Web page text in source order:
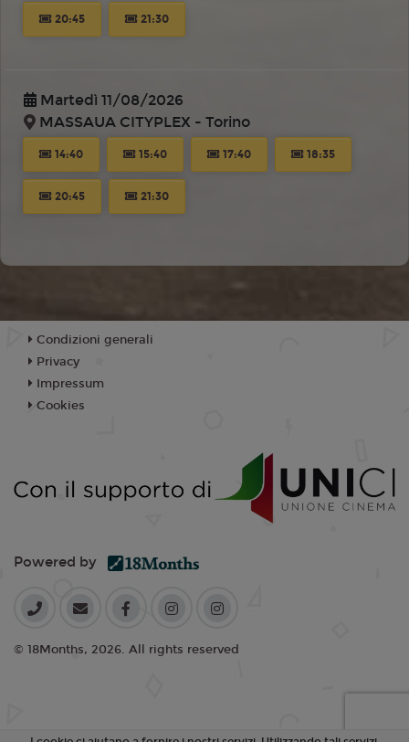
20:45 21:30
Martedì 11/08/2026
MASSAUA CITYPLEX - Torino
14:40 15:40 17:40 18:35
20:45 21:30
Condizioni generali
Privacy
Impressum
Cookies
Powered by
© 18Months, 2026. All rights reserved